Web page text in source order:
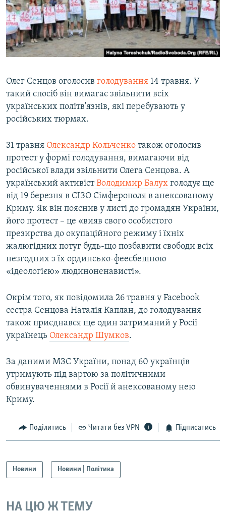
Олег Сенцов оголосив голодування 14 травня. У
такий спосіб він вимагає звільнити всіх
українських політв'язнів, які перебувають у
російських тюрмах.
31 травня Олександр Кольченко також оголосив
протест у формі голодування, вимагаючи від
російської влади звільнити Олега Сенцова. А
український активістВолодимир Балух голодує ще
від 19 березня в СІЗО Сімферополя в анексованому
Криму. Як він пояснив у листі до громадян України,
його протест – це «вияв свого особистого
презирства до окупаційного режиму і їхніх
жалюгідних потуг будь-що позбавити свободи всіх
незгодних з їх ординсько-феесбешною
«ідеологією» людиноненависті».
Окрім того, як повідомила 26 травня у Facebook
сестра Сенцова Наталія Каплан, до голодування
також приєднався ще один затриманий у Росії
українець Олександр Шумков.
За даними МЗС України, понад 60 українців
утримують під вартою за політичними
обвинуваченнями в Росії й анексованому нею
Криму.
Поділитись Читати без VPN Підписатись
Новини Новини | Політика
НА ЦЮ Ж ТЕМУ